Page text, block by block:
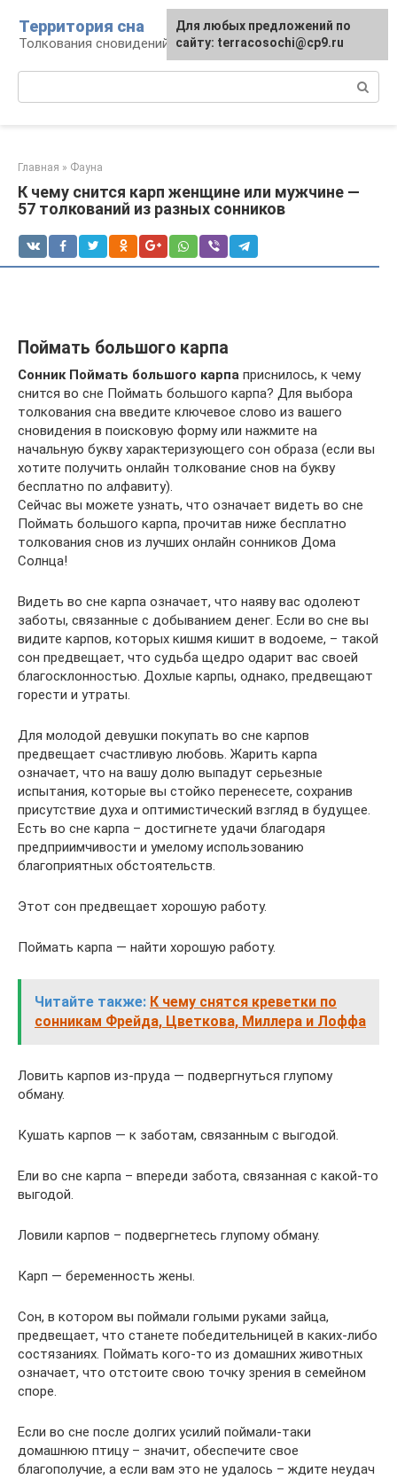
контенту
Территория сна
Толкования сновидений
Главная » Фауна
К чему снится карп женщине или мужчине —
57 толкований из разных сонников
Поймать большого карпа
Сонник Поймать большого карпа приснилось, к чему
снится во сне Поймать большого карпа? Для выбора
толкования сна введите ключевое слово из вашего
сновидения в поисковую форму или нажмите на
начальную букву характеризующего сон образа (если вы
хотите получить онлайн толкование снов на букву
бесплатно по алфавиту).
Сейчас вы можете узнать, что означает видеть во сне
Поймать большого карпа, прочитав ниже бесплатно
толкования снов из лучших онлайн сонников Дома
Солнца!
Видеть во сне карпа означает, что наяву вас одолеют
заботы, связанные с добыванием денег. Если во сне вы
видите карпов, которых кишмя кишит в водоеме, – такой
сон предвещает, что судьба щедро одарит вас своей
благосклонностью. Дохлые карпы, однако, предвещают
горести и утраты.
Для молодой девушки покупать во сне карпов
предвещает счастливую любовь. Жарить карпа
означает, что на вашу долю выпадут серьезные
испытания, которые вы стойко перенесете, сохранив
присутствие духа и оптимистический взгляд в будущее.
Есть во сне карпа – достигнете удачи благодаря
предприимчивости и умелому использованию
благоприятных обстоятельств.
Этот сон предвещает хорошую работу.
Поймать карпа — найти хорошую работу.
Читайте также: К чему снятся креветки по
сонникам Фрейда, Цветкова, Миллера и Лоффа
Ловить карпов из-пруда — подвергнуться глупому
обману.
Кушать карпов — к заботам, связанным с выгодой.
Ели во сне карпа – впереди забота, связанная с какой-то
выгодой.
Ловили карпов – подвергнетесь глупому обману.
Карп — беременность жены.
Сон, в котором вы поймали голыми руками зайца,
предвещает, что станете победительницей в каких-либо
состязаниях. Поймать кого-то из домашних животных
означает, что отстоите свою точку зрения в семейном
споре.
Если во сне после долгих усилий поймали-таки
домашнюю птицу – значит, обеспечите свое
благополучие, а если вам это не удалось – ждите неудач
Для любых предложений по
сайту: terracosochi@cp9.ru